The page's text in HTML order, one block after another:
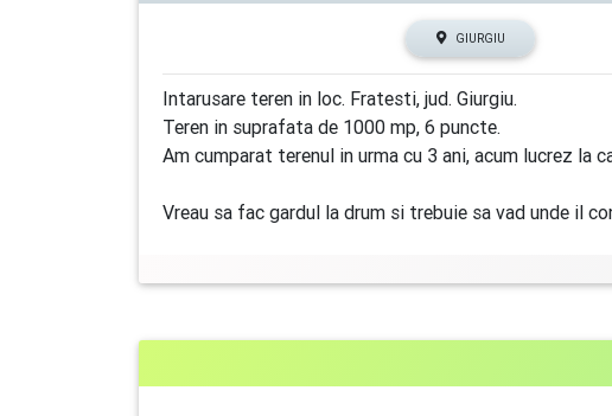
GIURGIU
Intarusare teren in loc. Fratesti, jud. Giurgiu.
Teren in suprafata de 1000 mp, 6 puncte.
Am cumparat terenul in urma cu 3 ani, acum lucrez la
Vreau sa fac gardul la drum si trebuie sa vad unde il